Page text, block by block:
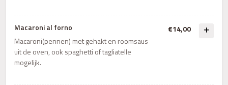
Macaroni al forno
Macaroni(pennen) met gehakt en roomsaus
uit de oven, ook spaghetti of tagliatelle
mogelijk.
€14,00